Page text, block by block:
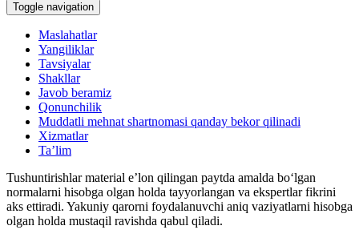
Toggle navigation
Maslahatlar
Yangiliklar
Tavsiyalar
Shakllar
Javob beramiz
Qonunchilik
Muddatli mehnat shartnomasi qanday bekor qilinadi
Xizmatlar
Ta’lim
Tushuntirishlar material e’lon qilingan paytda amalda boʻlgan
normalarni hisobga olgan holda tayyorlangan va ekspertlar fikrini
aks ettiradi. Yakuniy qarorni foydalanuvchi aniq vaziyatlarni hisobga
olgan holda mustaqil ravishda qabul qiladi.